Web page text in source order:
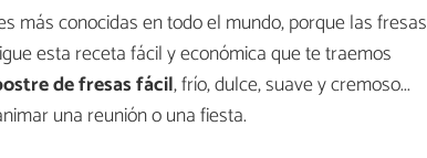
más conocidas en todo el mundo, porque las fresas
esta receta fácil y económica que te traemos
de fresas fácil, frío, dulce, suave y cremoso...
una reunión o una fiesta.